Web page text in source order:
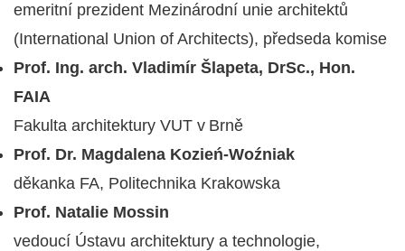
emeritní prezident Mezinárodní unie architektů
(International Union of Architects), předseda komise
Prof. Ing. arch. Vladimír Šlapeta, DrSc., Hon.
FAIA
Fakulta architektury VUT v Brně
Prof. Dr. Magdalena Kozień-Woźniak
děkanka FA, Politechnika Krakowska
Prof. Natalie Mossin
vedoucí Ústavu architektury a technologie,